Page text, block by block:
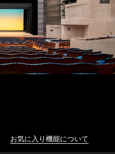
お気に入り機能について